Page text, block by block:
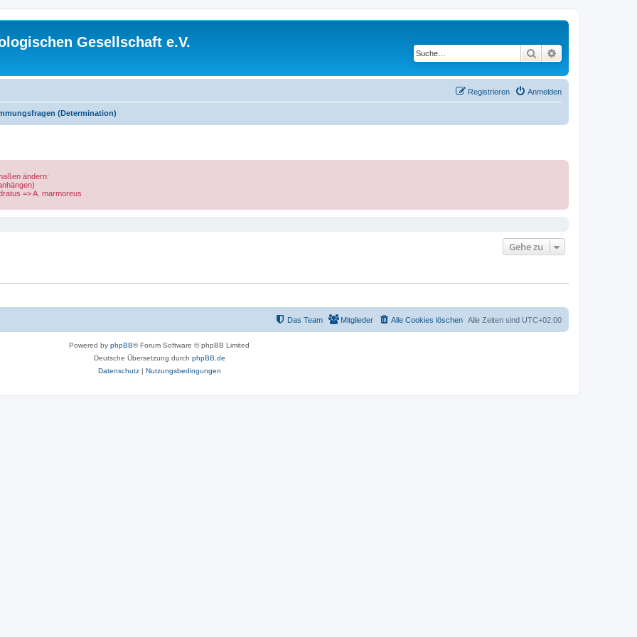
Gesellschaft e.V.
Suche
Anmelden
Registrieren
(Determination)
ändern:
=> A. marmoreus
Gehe zu
Alle Zeiten sind UTC+02:00
Alle Cookies löschen
Mitglieder
Das Team
Powered by phpBB® Forum Software © phpBB Limited
Deutsche Übersetzung durch phpBB.de
Datenschutz| Nutzungsbedingungen